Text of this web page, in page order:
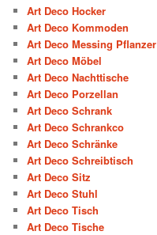
Art Deco Hocker
Art Deco Kommoden
Art Deco Messing Pflanzer
Art Deco Möbel
Art Deco Nachttische
Art Deco Porzellan
Art Deco Schrank
Art Deco Schrankco
Art Deco Schränke
Art Deco Schreibtisch
Art Deco Sitz
Art Deco Stuhl
Art Deco Tisch
Art Deco Tische